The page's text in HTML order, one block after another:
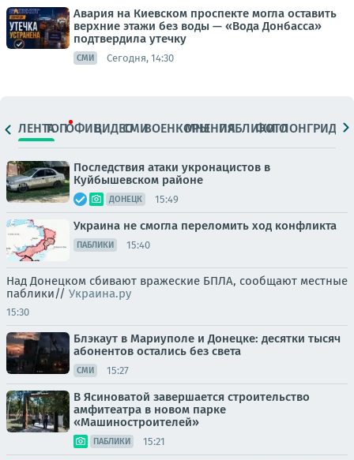
Авария на Киевском проспекте могла оставить
верхние этажи без воды — «Вода Донбасса»
подтвердила утечку
СМИ Сегодня, 14:30
ЛЕНТАТОПОФИЦ.ВИДЕОСМИВОЕНКОРЫМНЕНИЯПАБЛИКИ
ФОТОЛОНГРИДЫ
Последствия атаки укронацистов в
Куйбышевском районе
ДОНЕЦК 15:49
Украина не смогла переломить ход конфликта
ПАБЛИКИ 15:40
Над Донецком сбивают вражеские БПЛА, сообщают местные
паблики// Украина.ру
15:30
Блэкаут в Мариуполе и Донецке: десятки тысяч
абонентов остались без света
СМИ 15:27
В Ясиноватой завершается строительство
амфитеатра в новом парке
«Машиностроителей»
ПАБЛИКИ 15:21